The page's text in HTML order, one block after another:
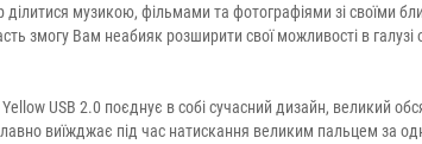
ділитися музикою, фільмами та фотографіями зі своїми
змогу Вам неабияк розширити свої можливості в
USB 2.0 поєднує в собі сучасний дизайн, великий
виїжджає під час натискання великим пальцем за